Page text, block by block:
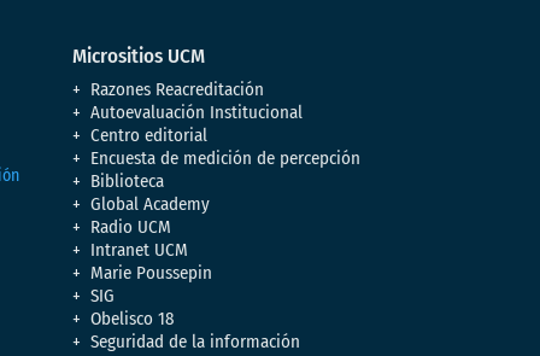
Micrositios UCM
Razones Reacreditación
Autoevaluación Institucional
Centro editorial
Encuesta de medición de percepción
Biblioteca
Global Academy
Radio UCM
Intranet UCM
Marie Poussepin
SIG
Obelisco 18
Seguridad de la información